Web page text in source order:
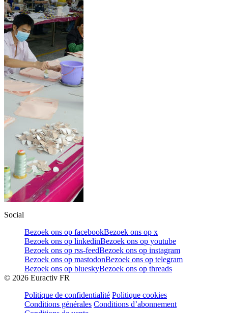
Social
Bezoek ons op facebookBezoek ons op x
Bezoek ons op linkedinBezoek ons op youtube
Bezoek ons op rss-feedBezoek ons op instagram
Bezoek ons op mastodonBezoek ons op telegram
Bezoek ons op blueskyBezoek ons op threads
© 2026 Euractiv FR
Politique de confidentialité Politique cookies
Conditions générales Conditions d’abonnement